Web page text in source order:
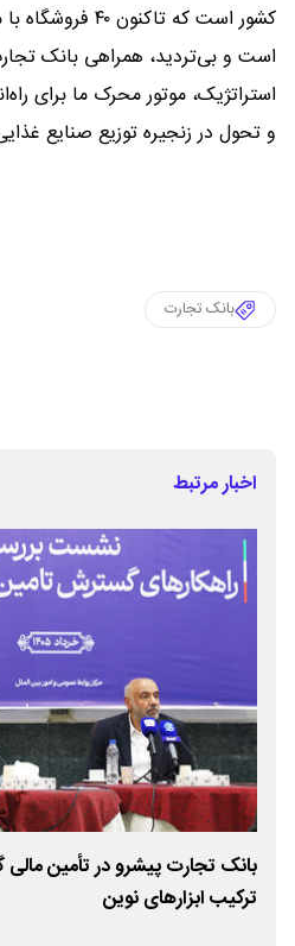
کشور است که
است و بی‌تردید، همراهی بانک
استراتژیک، موتور محرک ما برای
و تحول در زنجیره توزیع صنایع
بانک تجارت
اخبار مرتبط
بانک تجارت پیشرو در تأمین مالی
ترکیب ابزارهای نوین